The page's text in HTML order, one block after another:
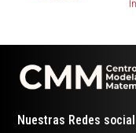
Nuestras Redes